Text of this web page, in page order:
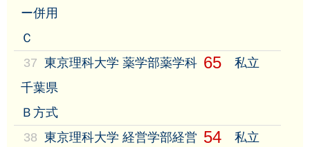
ー併用
Ｃ
37 東京理科大学 薬学部薬学科 65
私立
千葉県
Ｂ方式
38 東京理科大学 経営学部経営 54
私立